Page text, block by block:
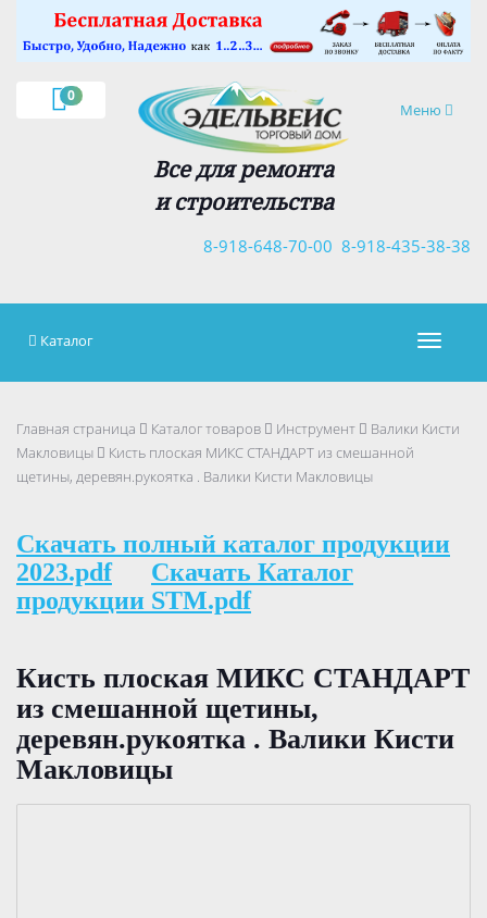
0
Навигация
Меню
Все для ремонта
и строительства
8-918-435-38-38
8-918-648-70-00
×
Каталог
Главная страница Каталог товаров Инструмент
Валики Кисти
Макловицы
Кисть плоская МИКС СТАНДАРТ из смешанной
щетины, деревян.рукоятка . Валики Кисти Макловицы
Скачать полный каталог продукции
2023.pdf
Скачать Каталог
продукции STM.pdf
Кисть плоская МИКС СТАНДАРТ
из смешанной щетины,
деревян.рукоятка . Валики Кисти
Макловицы